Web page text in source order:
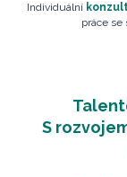
Individuální
práce se
S